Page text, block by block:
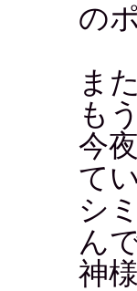
の
ま
も
今
て
シ
ん
神